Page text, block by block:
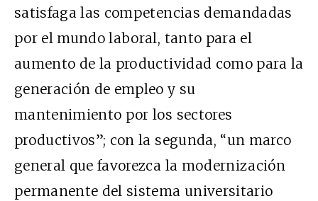
satisfaga las competencias demandadas
por el mundo laboral, tanto para el
aumento de la productividad como para la
generación de empleo y su
mantenimiento por los sectores
productivos”; con la segunda, “un marco
general que favorezca la modernización
permanente del sistema universitario